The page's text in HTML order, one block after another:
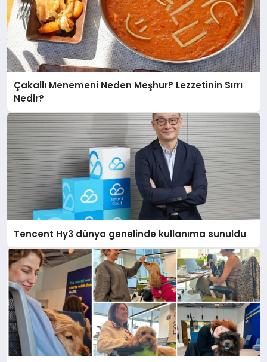
Çakallı Menemeni Neden Meşhur? Lezzetinin Sırrı
Nedir?
Tencent Hy3 dünya genelinde kullanıma sunuldu